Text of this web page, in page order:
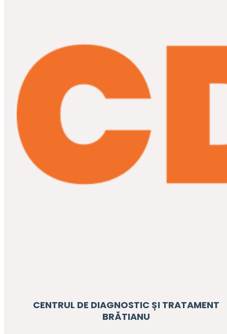
CENTRUL DE DIAGNOSTIC ȘI TRATAMENT
BRĂTIANU